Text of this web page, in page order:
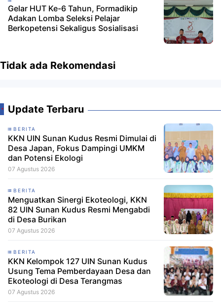
Gelar HUT Ke-6 Tahun, Formadikip
Adakan Lomba Seleksi Pelajar
Berkopetensi Sekaligus Sosialisasi
Tidak ada Rekomendasi
Update Terbaru
BERITA
KKN UIN Sunan Kudus Resmi Dimulai di
Desa Japan, Fokus Dampingi UMKM
dan Potensi Ekologi
07 Agustus 2026
BERITA
Menguatkan Sinergi Ekoteologi, KKN
82 UIN Sunan Kudus Resmi Mengabdi
di Desa Burikan
07 Agustus 2026
BERITA
KKN Kelompok 127 UIN Sunan Kudus
Usung Tema Pemberdayaan Desa dan
Ekoteologi di Desa Terangmas
07 Agustus 2026